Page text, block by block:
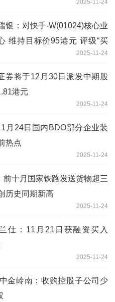
新增订单呈现快速增长趋势
2025-11-24
银：对快手-W(01024)核心业
维持目标价95港元 评级“买
2025-11-24
券将于12月30日派发中期股
港元
2025-11-24
月24日国内BDO部分企业装
热点
2025-11-24
前十月国家铁路发送货物超三
历史同期新高
2025-11-24
仕：11月21日获融资买入
2025-11-24
金岭南：收购控股子公司少